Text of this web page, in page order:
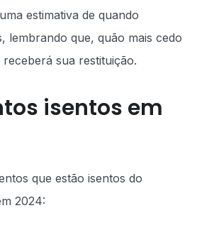
estimativa de quando
lembrando que, quão mais cedo
sua restituição.
isentos em
que estão isentos do
2024: